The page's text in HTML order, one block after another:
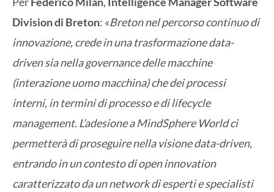
Division di Breton: «Breton nel percorso continuo di
innovazione, crede in una trasformazione data-
driven sia nella governance delle macchine
(interazione uomo macchina) che dei processi
interni, in termini di processo e di lifecycle
management. L’adesione a MindSphere World ci
permetterà di proseguire nella visione data-driven,
entrando in un contesto di open innovation
caratterizzato da un network di esperti e specialisti